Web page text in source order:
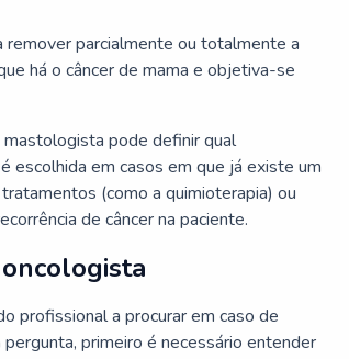
parcialmente ou totalmente a
há o câncer de mama e objetiva-se
pode definir qual
escolhida em casos em que já existe um
(como a quimioterapia) ou
de câncer na paciente.
profissional a procurar em caso de
primeiro é necessário entender